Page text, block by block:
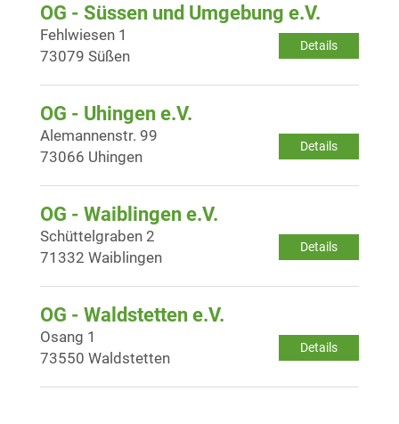
OG - Süssen und Umgebung e.V.
Details
Fehlwiesen 1
73079 Süßen
OG - Uhingen e.V.
Details
Alemannenstr. 99
73066 Uhingen
OG - Waiblingen e.V.
Details
Schüttelgraben 2
71332 Waiblingen
OG - Waldstetten e.V.
Details
Osang 1
73550 Waldstetten